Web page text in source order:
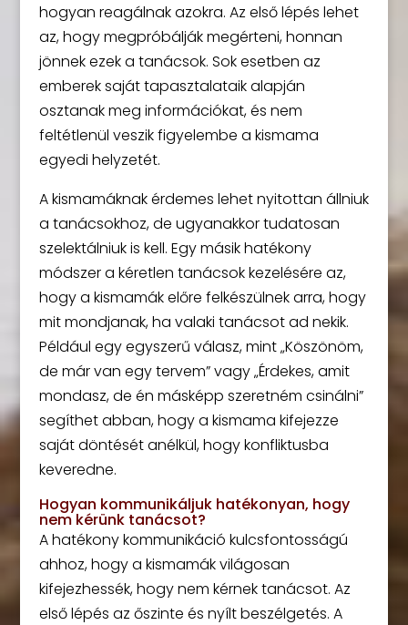
hogyan reagálnak azokra. Az első lépés lehet
az, hogy megpróbálják megérteni, honnan
jönnek ezek a tanácsok. Sok esetben az
emberek saját tapasztalataik alapján
osztanak meg információkat, és nem
feltétlenül veszik figyelembe a kismama
egyedi helyzetét.
A kismamáknak érdemes lehet nyitottan állniuk
a tanácsokhoz, de ugyanakkor tudatosan
szelektálniuk is kell. Egy másik hatékony
módszer a kéretlen tanácsok kezelésére az,
hogy a kismamák előre felkészülnek arra, hogy
mit mondjanak, ha valaki tanácsot ad nekik.
Például egy egyszerű válasz, mint „Köszönöm,
de már van egy tervem” vagy „Érdekes, amit
mondasz, de én másképp szeretném csinálni”
segíthet abban, hogy a kismama kifejezze
saját döntését anélkül, hogy konfliktusba
keveredne.
Hogyan kommunikáljuk hatékonyan, hogy
nem kérünk tanácsot?
A hatékony kommunikáció kulcsfontosságú
ahhoz, hogy a kismamák világosan
kifejezhessék, hogy nem kérnek tanácsot. Az
első lépés az őszinte és nyílt beszélgetés. A